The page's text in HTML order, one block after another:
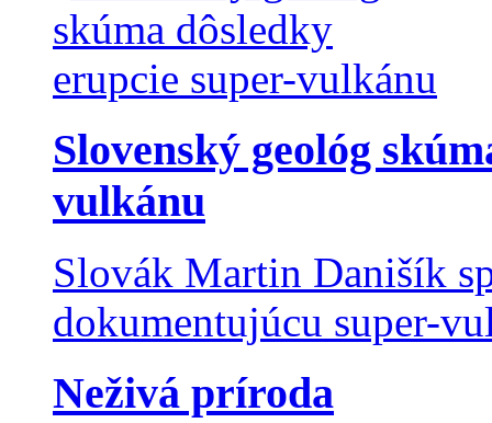
Slovenský geológ
vulkánu
Slovák Martin Danišík
dokumentujúcu super-
Neživá príroda